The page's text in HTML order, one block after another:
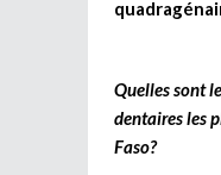
Quelles sont
dentaires les
Faso?